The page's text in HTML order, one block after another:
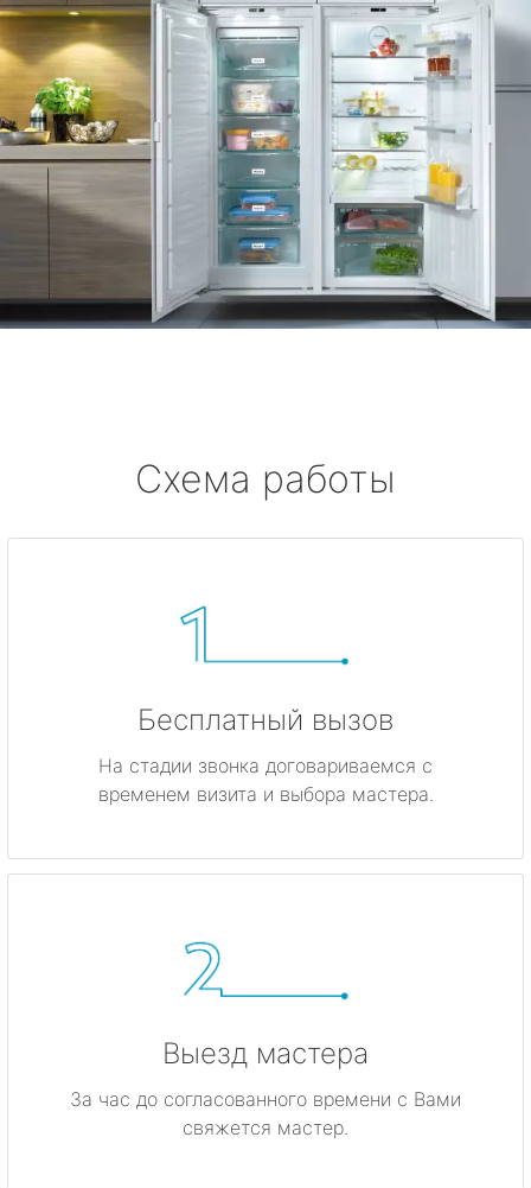
Схема работы
Бесплатный вызов
На стадии звонка договариваемся с
временем визита и выбора мастера.
Выезд мастера
За час до согласованного времени с Вами
свяжется мастер.